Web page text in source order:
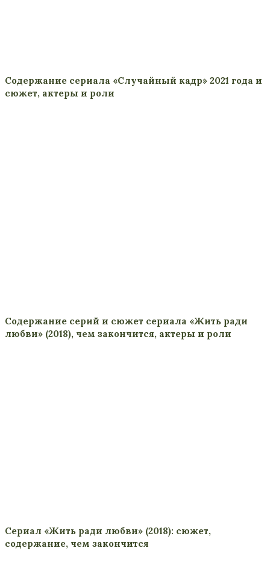
Содержание сериала «Случайный кадр» 2021 года и
сюжет, актеры и роли
Содержание серий и сюжет сериала «Жить ради
любви» (2018), чем закончится, актеры и роли
Сериал «Жить ради любви» (2018): сюжет,
содержание, чем закончится